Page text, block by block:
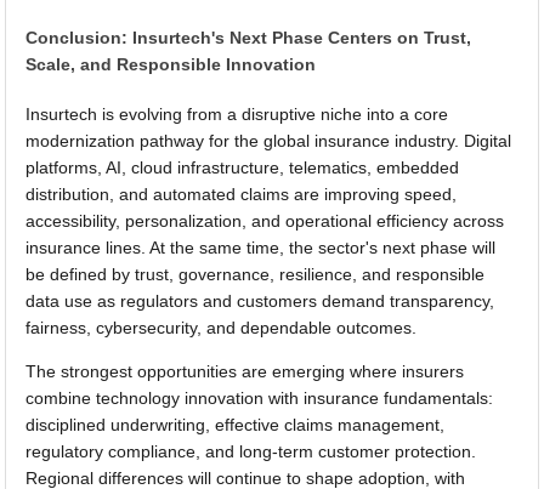
Conclusion: Insurtech's Next Phase Centers on Trust,
Scale, and Responsible Innovation
Insurtech is evolving from a disruptive niche into a core
modernization pathway for the global insurance industry. Digital
platforms, AI, cloud infrastructure, telematics, embedded
distribution, and automated claims are improving speed,
accessibility, personalization, and operational efficiency across
insurance lines. At the same time, the sector's next phase will
be defined by trust, governance, resilience, and responsible
data use as regulators and customers demand transparency,
fairness, cybersecurity, and dependable outcomes.
The strongest opportunities are emerging where insurers
combine technology innovation with insurance fundamentals:
disciplined underwriting, effective claims management,
regulatory compliance, and long-term customer protection.
Regional differences will continue to shape adoption, with